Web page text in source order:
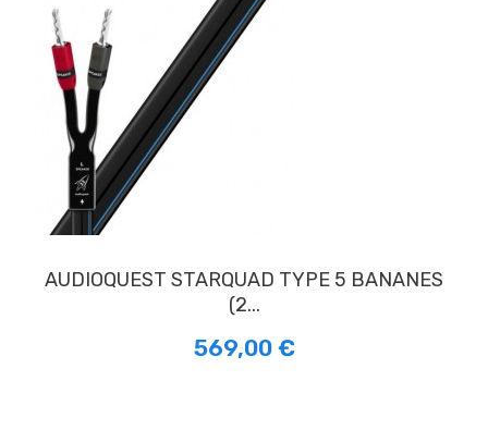
AUDIOQUEST STARQUAD TYPE 5 BANANES
(2...
569,00 €